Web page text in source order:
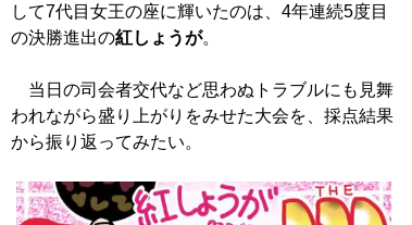
して7代目女王の座に輝いたのは、4年連続5度目
の決勝進出の紅しょうが。
当日の司会者交代など思わぬトラブルにも見舞
われながら盛り上がりをみせた大会を、採点結果
から振り返ってみたい。